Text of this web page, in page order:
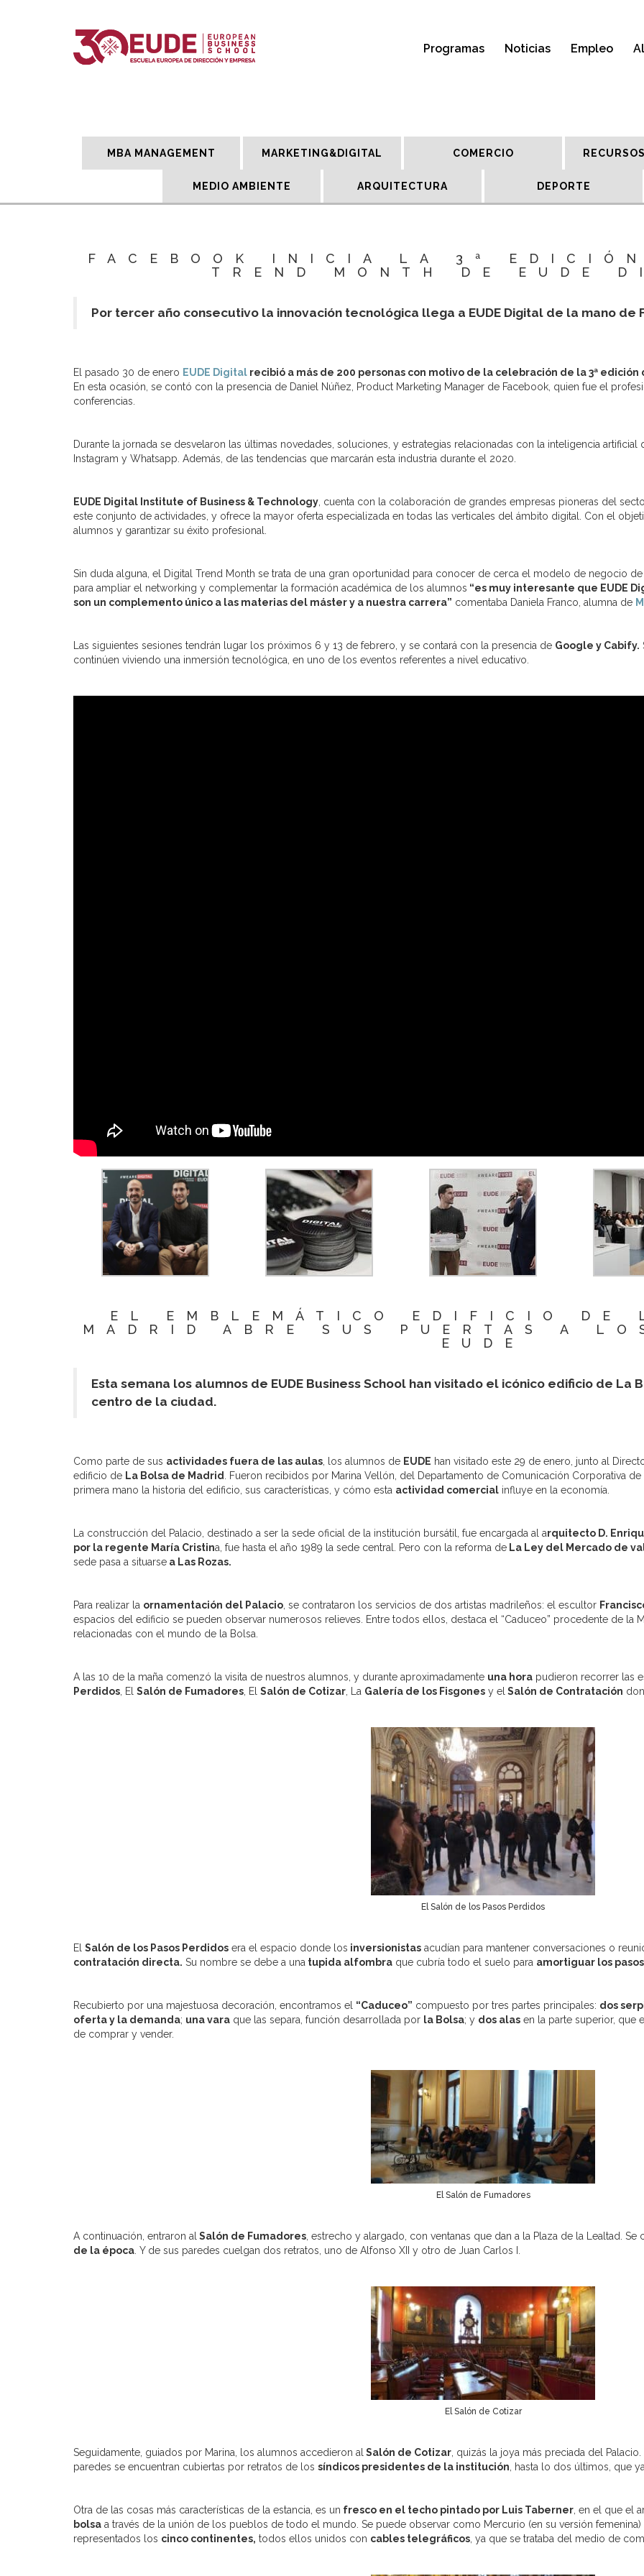
Programas Noticias Empleo
MBA MANAGEMENT MARKETING&DIGITAL COMERCIO
MEDIO AMBIENTE ARQUITECTURA DEPORTE
FACEBOOK INICIA LA 3ª
TREND MONTH DE EUDE
Por tercer año consecutivo la innovación tecnológica llega a EUDE Digital de la mano de
El pasado 30 de enero EUDE Digital recibió a más de 200 personas con motivo de la celebración de la 3ª
En esta ocasión, se contó con la presencia de Daniel Núñez, Product Marketing Manager de Facebook, quien fue el
conferencias.
Durante la jornada se desvelaron las últimas novedades, soluciones, y estrategias relacionadas con la inteligencia
Instagram y Whatsapp. Además, de las tendencias que marcarán esta industria durante el 2020.
EUDE Digital Institute of Business & Technology , cuenta con la colaboración de grandes empresas pioneras del
este conjunto de actividades, y ofrece la mayor oferta especializada en todas las verticales del ámbito digital. Con el
alumnos y garantizar su éxito profesional.
Sin duda alguna, el Digital Trend Month se trata de una gran oportunidad para conocer de cerca el modelo de negocio
para ampliar el networking y complementar la formación académica de los alumnos “es muy interesante que EUDE
son un complemento único a las materias del máster y a nuestra carrera” comentaba Daniela Franco, alumna de
Las siguientes sesiones tendrán lugar los próximos 6 y 13 de febrero, y se contará con la presencia de Google y Cabify.
continúen viviendo una inmersión tecnológica, en uno de los eventos referentes a nivel educativo.
EL EMBLEMÁTICO EDIFICIO DE
MADRID ABRE SUS PUERTAS A
EUDE
Esta semana los alumnos de EUDE Business School han visitado el icónico edificio de La
centro de la ciudad.
Como parte de sus actividades fuera de las aulas, los alumnos de EUDE han visitado este 29 de enero, junto al
edificio de La Bolsa de Madrid. Fueron recibidos por Marina Vellón, del Departamento de Comunicación Corporativa de
primera mano la historia del edificio, sus características, y cómo esta actividad comercial influye en la economía.
La construcción del Palacio, destinado a ser la sede oficial de la institución bursátil, fue encargada al arquitecto D.
por la regente María Cristina, fue hasta el año 1989 la sede central. Pero con la reforma de La Ley del Mercado de
sede pasa a situarse a Las Rozas.
Para realizar la ornamentación del Palacio, se contrataron los servicios de dos artistas madrileños: el escultor
espacios del edificio se pueden observar numerosos relieves. Entre todos ellos, destaca el “Caduceo” procedente de la
relacionadas con el mundo de la Bolsa.
A las 10 de la maña comenzó la visita de nuestros alumnos, y durante aproximadamente una hora pudieron recorrer las
Perdidos, El Salón de Fumadores, El Salón de Cotizar, La Galería de los Fisgones y elSalón de Contratación
El Salón de los Pasos Perdidos
El Salón de los Pasos Perdidos era el espacio donde los inversionistas acudían para mantener conversaciones o
contratación directa. Su nombre se debe a una tupida alfombra que cubría todo el suelo para amortiguar los pasos
Recubierto por una majestuosa decoración, encontramos el “Caduceo” compuesto por tres partes principales: dos
oferta y la demanda; una vara que las separa, función desarrollada por la Bolsa; y dos alas en la parte superior, que
de comprar y vender.
El Salón de Fumadores
A continuación, entraron alSalón de Fumadores, estrecho y alargado, con ventanas que dan a la Plaza de la Lealtad.
de la época. Y de sus paredes cuelgan dos retratos, uno de Alfonso XII y otro de Juan Carlos I.
El Salón de Cotizar
Seguidamente, guiados por Marina, los alumnos accedieron alSalón de Cotizar, quizás la joya más preciada del
paredes se encuentran cubiertas por retratos de los síndicos presidentes de la institución, hasta lo dos últimos, que
Otra de las cosas más características de la estancia, es un fresco en el techo pintado por Luis Taberner, en el que el
bolsa a través de la unión de los pueblos de todo el mundo. Se puede observar como Mercurio (en su versión
representados los cinco continentes, todos ellos unidos con cables telegráficos, ya que se trataba del medio de